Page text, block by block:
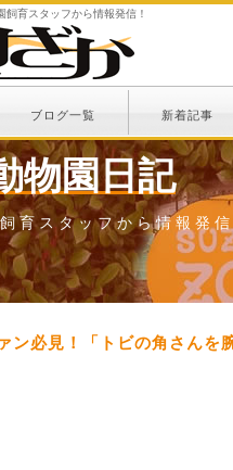
育スタッフから情報発信！
ブログ一覧 新着記事
物園日記
育スタッフから情報発信
ン必見！「トビの角さんを